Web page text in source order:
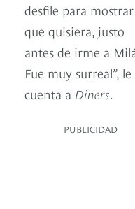
desfile para
que quisiera, justo
antes de irme a
Fue muy surreal”, le
cuenta a Diners.
PUBLICIDAD